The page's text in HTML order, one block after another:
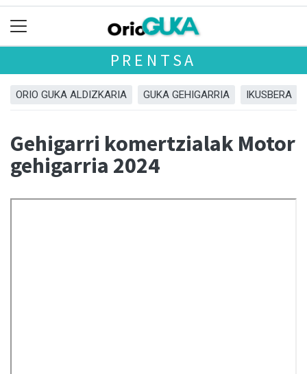
PRENTSA
ORIO GUKA ALDIZKARIA GUKA GEHIGARRIA IKUSBERA
Gehigarri komertzialak Motor
gehigarria 2024